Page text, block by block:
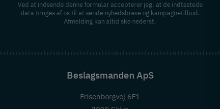
Ved at indsende denne formular accepterer jeg, at de indtastede
data bruges af os til at sende nyhedsbreve og kampagnetilbud.
Afmelding kan altid ske nederst.
Beslagsmanden ApS
Frisenborgvej 6F1